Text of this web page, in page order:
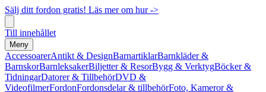
Sälj ditt fordon gratis! Läs mer om hur ->
Till innehållet
Meny
AccessoarerAntikt & DesignBarnartiklarBarnkläder &
BarnskorBarnleksakerBiljetter & ResorBygg & VerktygBöcker &
TidningarDatorer & TillbehörDVD &
VideofilmerFordonFordonsdelar & tillbehörFoto, Kameror &